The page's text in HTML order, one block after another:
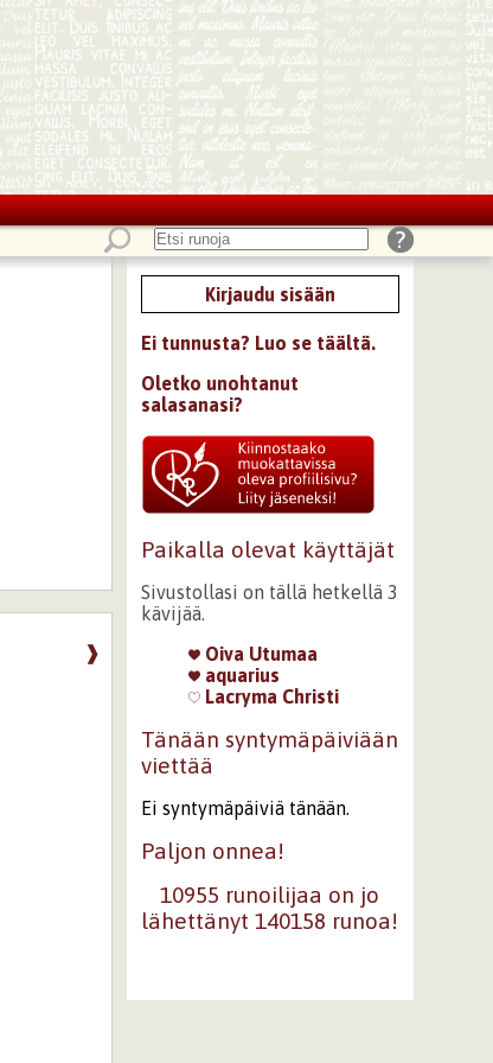
❱
Kirjaudu sisään
Ei tunnusta? Luo se täältä.
Oletko unohtanut
salasanasi?
Paikalla olevat käyttäjät
Sivustollasi on tällä hetkellä 3
kävijää.
Oiva Utumaa
aquarius
Lacryma Christi
Tänään syntymäpäiviään
viettää
Ei syntymäpäiviä tänään.
Paljon onnea!
10955 runoilijaa on jo
lähettänyt 140158 runoa!